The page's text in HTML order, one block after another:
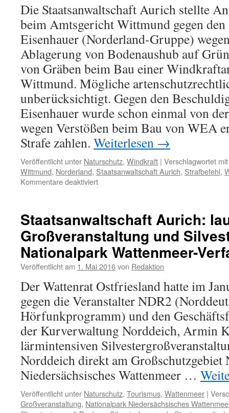
Ermittlungsverfahren
ein
Die Staatsanwaltschaft Aurich stellte
beim Amtsgericht Wittmund gegen
Eisenhauer (Norderland-Gruppe)
Ablagerung von Bodenaushub auf
von Gräben beim Bau einer
Wittmund. Mögliche
unberücksichtigt. Gegen den
Eisenhauer wurde schon einmal von
wegen Verstößen beim Bau von WEA
Strafe zahlen. Weiterlesen →
Veröffentlicht unter Naturschutz, Windkraft | Verschlagwortet mit
Wittmund, Norderland, Staatsanwaltschaft Aurich, Strafbefehl,
Kommentare deaktiviertfür
gegen
„Windbaron“
Staatsanwaltschaft Aurich:
Großveranstaltung und
Nationalpark Wattenmeer-
Veröffentlicht am 1. Mai 2016von Redaktion
Der Wattenrat Ostfriesland hatte im
gegen die Veranstalter NDR2
Hörfunkprogramm) und den
der Kurverwaltung Norddeich, Armin
lärmintensiven
Norddeich direkt am Großschutzgebiet
Niedersächsisches Wattenmeer …
Veröffentlicht unter Naturschutz, Tourismus, Wattenmeer |
Großveranstaltung, Nationalpark Niedersächsisches